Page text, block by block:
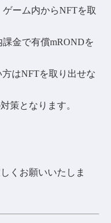
ーム内からNFTを取
金で有償mRONDを
はNFTを取り出せな
策となります。
くお願いいたしま